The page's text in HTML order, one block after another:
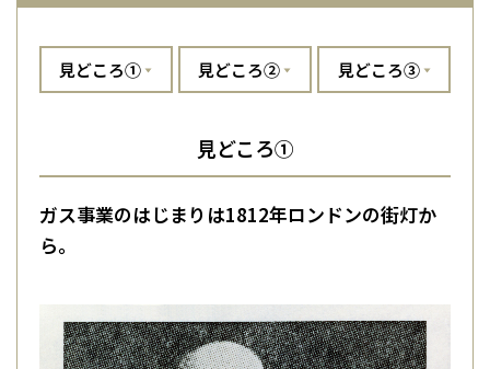
見どころ① 見どころ② 見どころ③
見どころ①
ガス事業のはじまりは1812年ロンドンの街灯か
ら。